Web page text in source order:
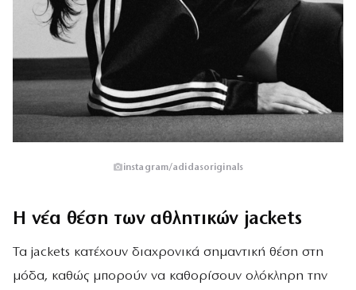
instagram/adidasoriginals
Η νέα θέση των αθλητικών jackets
Τα jackets κατέχουν διαχρονικά σημαντική θέση στη
μόδα, καθώς μπορούν να καθορίσουν ολόκληρη την